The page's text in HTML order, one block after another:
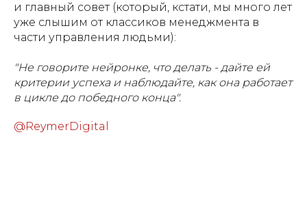
и главный совет (который, кстати, мы много лет
уже слышим от классиков менеджмента в
части управления людьми):
"Не говорите нейронке, что делать - дайте ей
критерии успеха и наблюдайте, как она работает
в цикле до победного конца".
@ReymerDigital